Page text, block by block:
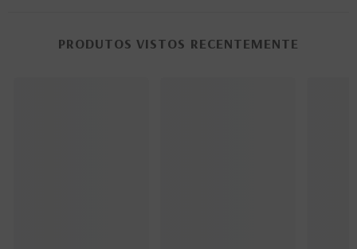
PRODUTOS VISTOS RECENTEMENTE